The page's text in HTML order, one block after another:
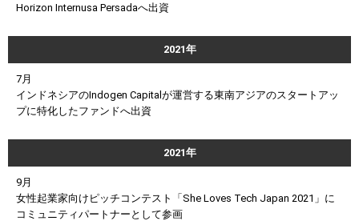
Horizon Internusa Persadaへ出資
2021年
7月
インドネシアのIndogen Capitalが運営する東南アジアのスタートアッ
プに特化したファンドへ出資
2021年
9月
女性起業家向けピッチコンテスト「She Loves Tech Japan 2021」に
コミュニティパートナーとして参画